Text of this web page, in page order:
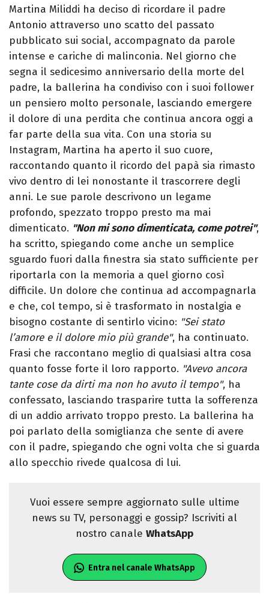
Martina Miliddi ha deciso di ricordare il padre
Antonio attraverso uno scatto del passato
pubblicato sui social, accompagnato da parole
intense e cariche di malinconia. Nel giorno che
segna il sedicesimo anniversario della morte del
padre, la ballerina ha condiviso con i suoi follower
un pensiero molto personale, lasciando emergere
il dolore di una perdita che continua ancora oggi a
far parte della sua vita. Con una storia su
Instagram, Martina ha aperto il suo cuore,
raccontando quanto il ricordo del papà sia rimasto
vivo dentro di lei nonostante il trascorrere degli
anni. Le sue parole descrivono un legame
profondo, spezzato troppo presto ma mai
dimenticato. "Non mi sono dimenticata, come potrei",
ha scritto, spiegando come anche un semplice
sguardo fuori dalla finestra sia stato sufficiente per
riportarla con la memoria a quel giorno così
difficile. Un dolore che continua ad accompagnarla
e che, col tempo, si è trasformato in nostalgia e
bisogno costante di sentirlo vicino: "Sei stato
l’amore e il dolore mio più grande", ha continuato.
Frasi che raccontano meglio di qualsiasi altra cosa
quanto fosse forte il loro rapporto. "Avevo ancora
tante cose da dirti ma non ho avuto il tempo", ha
confessato, lasciando trasparire tutta la sofferenza
di un addio arrivato troppo presto. La ballerina ha
poi parlato della somiglianza che sente di avere
con il padre, spiegando che ogni volta che si guarda
allo specchio rivede qualcosa di lui.
Vuoi essere sempre aggiornato sulle ultime
news su TV, personaggi e gossip? Iscriviti al
nostro canale WhatsApp
Entra nel canale WhatsApp